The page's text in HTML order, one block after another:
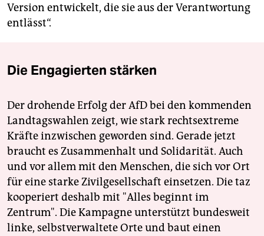
Version entwickelt, die sie aus der Verantwortung
entlässt“.
Die Engagierten stärken
Der drohende Erfolg der AfD bei den kommenden
Landtagswahlen zeigt, wie stark rechtsextreme
Kräfte inzwischen geworden sind. Gerade jetzt
braucht es Zusammenhalt und Solidarität. Auch
und vor allem mit den Menschen, die sich vor Ort
für eine starke Zivilgesellschaft einsetzen. Die taz
kooperiert deshalb mit "Alles beginnt im
Zentrum". Die Kampagne unterstützt bundesweit
linke, selbstverwaltete Orte und baut einen